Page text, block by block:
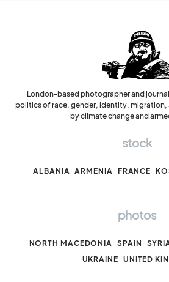
London-based photographer and
politics of race, gender, identity, migration,
by climate change and
stock
ALBANIA ARMENIA FRANCE
photos
NORTH MACEDONIA SPAIN
UKRAINE UNITED